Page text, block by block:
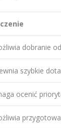
dobranie
szybkie
ocenić